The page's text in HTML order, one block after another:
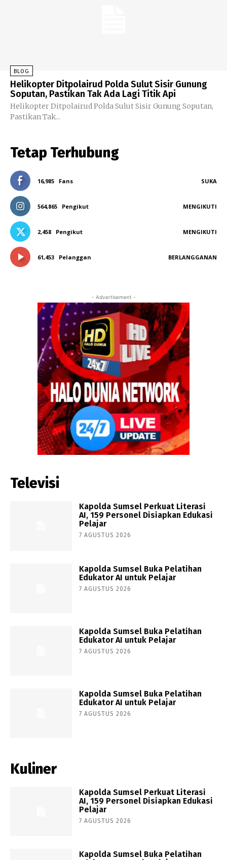
BLOG
Helikopter Ditpolairud Polda Sulut Sisir Gunung
Soputan, Pastikan Tak Ada Lagi Titik Api
Helikopter Ditpolairud Polda Sulut Sisir Gunung Soputan,
Pastikan Tak...
Tetap Terhubung
16,985 Fans SUKA
564,865 Pengikut MENGIKUTI
2,458 Pengikut MENGIKUTI
61,453 Pelanggan BERLANGGANAN
- Advertisement -
Televisi
Kapolda Sumsel Perkuat Literasi
AI, 159 Personel Disiapkan Edukasi
Pelajar
7 AGUSTUS 2026
Kapolda Sumsel Buka Pelatihan
Edukator AI untuk Pelajar
7 AGUSTUS 2026
Kapolda Sumsel Buka Pelatihan
Edukator AI untuk Pelajar
7 AGUSTUS 2026
Kapolda Sumsel Buka Pelatihan
Edukator AI untuk Pelajar
7 AGUSTUS 2026
Kuliner
Kapolda Sumsel Perkuat Literasi
AI, 159 Personel Disiapkan Edukasi
Pelajar
7 AGUSTUS 2026
Kapolda Sumsel Buka Pelatihan